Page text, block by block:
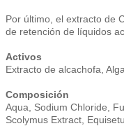
Por último, el extracto de
de retención de líquidos
Activos
Extracto de alcachofa,
Composición
Aqua, Sodium Chloride,
Scolymus Extract,